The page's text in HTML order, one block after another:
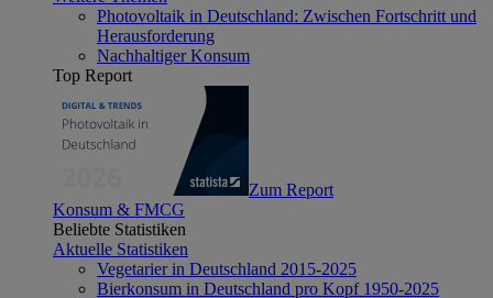
Photovoltaik in Deutschland: Zwischen Fortschritt und
Herausforderung
Nachhaltiger Konsum
Top Report
Zum Report
Konsum & FMCG
Beliebte Statistiken
Aktuelle Statistiken
Vegetarier in Deutschland 2015-2025
Bierkonsum in Deutschland pro Kopf 1950-2025